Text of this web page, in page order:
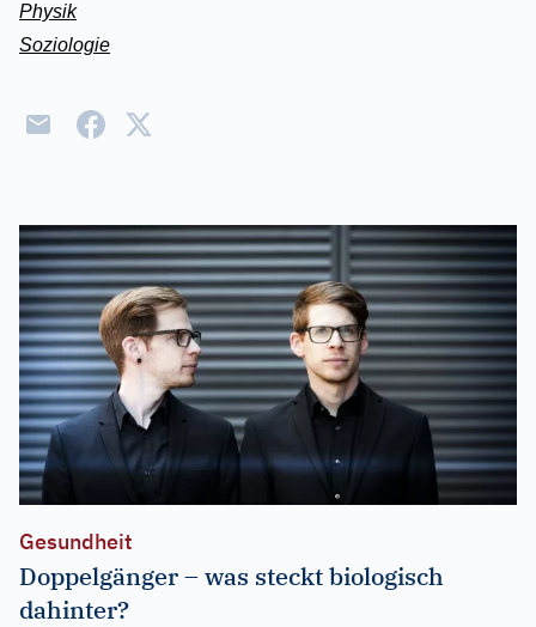
Physik
Soziologie
Gesundheit
Doppelgänger – was steckt biologisch
dahinter?